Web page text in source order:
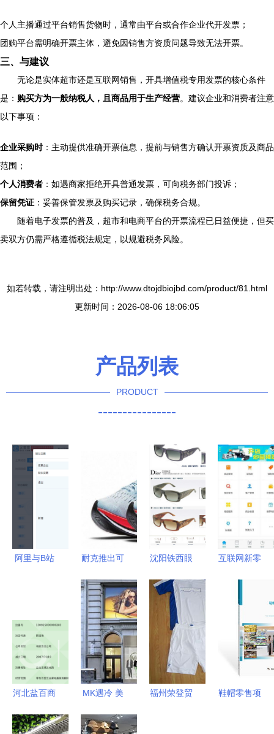
个人主播通过平台销售货物时，通常由平台或合作企业代开发票；
团购平台需明确开票主体，避免因销售方资质问题导致无法开票。
三、与建议
无论是实体超市还是互联网销售，开具增值税专用发票的核心条件
是： 购买方为一般纳税人，且商品用于生产经营。建议企业和消费者注意
以下事项：
企业采购时：主动提供准确开票信息，提前与销售方确认开票资质及商品
范围；
个人消费者 ：如遇商家拒绝开具普通发票，可向税务部门投诉；
保留凭证 ：妥善保管发票及购买记录，确保税务合规。
随着电子发票的普及，超市和电商平台的开票流程已日益便捷，但买
卖双方仍需严格遵循税法规定，以规避税务风险。
如若转载，请注明出处：http://www.dtojdbiojbd.com/product/81.html
更新时间：2026-08-06 18:06:05
产品列表
PRODUCT
----------------
阿里与B站
信号
耐克推出可
时马拉松的
全新概念跑
鞋
沈阳铁西眼
质眼镜批发
零售一网打
尽，打造靓
丽出行风范
互联网新零
兵”突围之
路
河北盐百商
耕区域市
MK遇冷 美
为何陆续抛
福州荣登贸
鞋帽零售项